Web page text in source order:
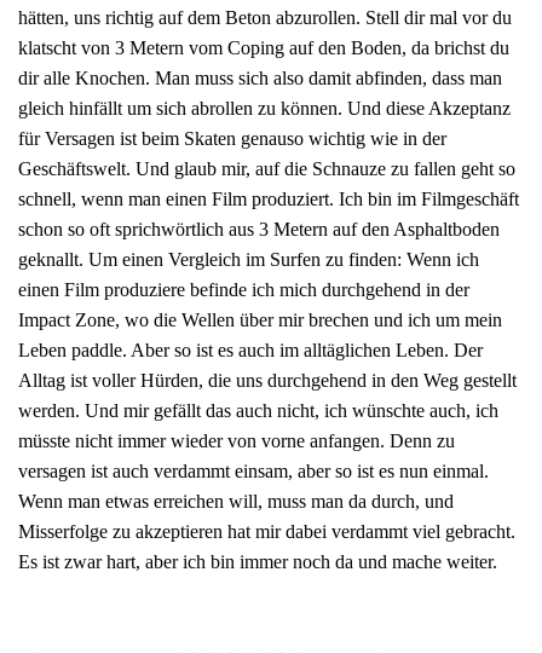
hätten, uns richtig auf dem Beton abzurollen. Stell dir mal vor du
klatscht von 3 Metern vom Coping auf den Boden, da brichst du
dir alle Knochen. Man muss sich also damit abfinden, dass man
gleich hinfällt um sich abrollen zu können. Und diese Akzeptanz
für Versagen ist beim Skaten genauso wichtig wie in der
Geschäftswelt. Und glaub mir, auf die Schnauze zu fallen geht so
schnell, wenn man einen Film produziert. Ich bin im Filmgeschäft
schon so oft sprichwörtlich aus 3 Metern auf den Asphaltboden
geknallt. Um einen Vergleich im Surfen zu finden: Wenn ich
einen Film produziere befinde ich mich durchgehend in der
Impact Zone, wo die Wellen über mir brechen und ich um mein
Leben paddle. Aber so ist es auch im alltäglichen Leben. Der
Alltag ist voller Hürden, die uns durchgehend in den Weg gestellt
werden. Und mir gefällt das auch nicht, ich wünschte auch, ich
müsste nicht immer wieder von vorne anfangen. Denn zu
versagen ist auch verdammt einsam, aber so ist es nun einmal.
Wenn man etwas erreichen will, muss man da durch, und
Misserfolge zu akzeptieren hat mir dabei verdammt viel gebracht.
Es ist zwar hart, aber ich bin immer noch da und mache weiter.